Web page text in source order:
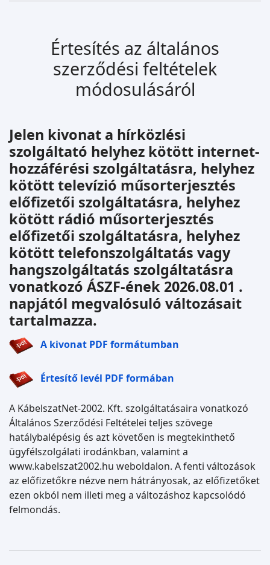
Értesítés az általános
szerződési feltételek
módosulásáról
Jelen kivonat a hírközlési
szolgáltató helyhez kötött internet-
hozzáférési szolgáltatásra, helyhez
kötött televízió műsorterjesztés
előfizetői szolgáltatásra, helyhez
kötött rádió műsorterjesztés
előfizetői szolgáltatásra, helyhez
kötött telefonszolgáltatás vagy
hangszolgáltatás szolgáltatásra
vonatkozó ÁSZF-ének 2026.08.01 .
napjától megvalósuló változásait
tartalmazza.
A kivonat PDF formátumban
Értesítő levél PDF formában
A KábelszatNet-2002. Kft. szolgáltatásaira vonatkozó
Általános Szerződési Feltételei teljes szövege
hatálybalépésig és azt követően is megtekinthető
ügyfélszolgálati irodánkban, valamint a
www.kabelszat2002.hu weboldalon. A fenti változások
az előfizetőkre nézve nem hátrányosak, az előfizetőket
ezen okból nem illeti meg a változáshoz kapcsolódó
felmondás.